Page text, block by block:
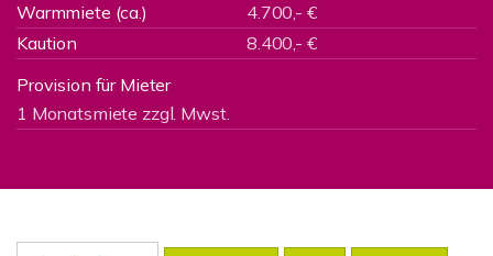
Warmmiete (ca.)
4.700,- €
Kaution
8.400,- €
Provision für Mieter
1 Monatsmiete zzgl. Mwst.